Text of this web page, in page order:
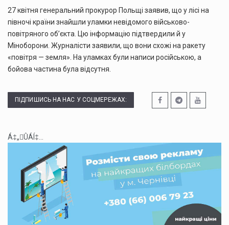
27 квітня генеральний прокурор Польщі заявив, що у лісі на
півночі країни знайшли уламки невідомого військово-
повітряного об’єкта. Цю інформацію підтвердили й у
Міноборони. Журналісти заявили, що вони схожі на ракету
«повітря — земля». На уламках були написи російською, а
бойова частина була відсутня.
ПІДПИШИСЬ НА НАС У СОЦМЕРЕЖАХ:
Á‡„ÛÁÍ‡...